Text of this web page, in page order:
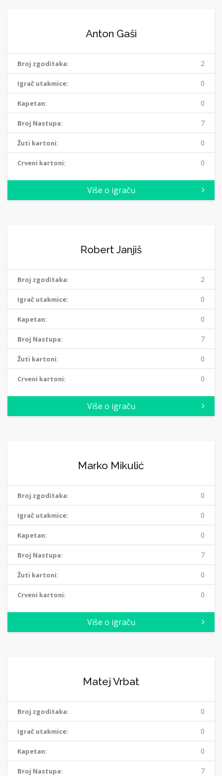
Anton Gaši
Broj zgoditaka: 2
Igrač utakmice: 0
Kapetan: 0
Broj Nastupa: 7
Žuti kartoni: 0
Crveni kartoni: 0
Više o igraču
Robert Janjiš
Broj zgoditaka: 2
Igrač utakmice: 0
Kapetan: 0
Broj Nastupa: 7
Žuti kartoni: 0
Crveni kartoni: 0
Više o igraču
Marko Mikulić
Broj zgoditaka: 0
Igrač utakmice: 0
Kapetan: 0
Broj Nastupa: 7
Žuti kartoni: 0
Crveni kartoni: 0
Više o igraču
Matej Vrbat
Broj zgoditaka: 0
Igrač utakmice: 0
Kapetan: 0
Broj Nastupa: 7